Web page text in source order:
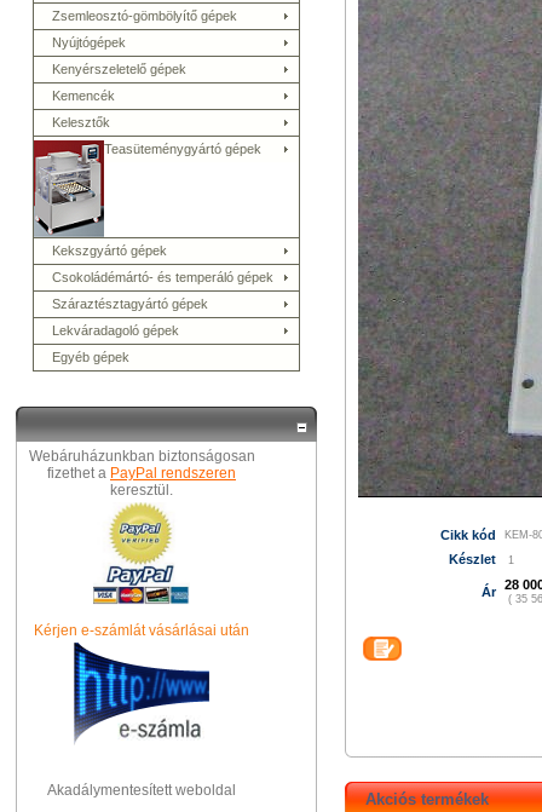
Zsemleosztó-gömbölyítő gépek
Nyújtógépek
Kenyérszeletelő gépek
Kemencék
Kelesztők
Teasüteménygyártó gépek
Kekszgyártó gépek
Csokoládémártó- és temperáló gépek
Száraztésztagyártó gépek
Lekváradagoló gépek
Egyéb gépek
Webáruházunkban biztonságosan
fizethet a PayPal rendszeren
keresztül.
Kérjen e-számlát vásárlásai után
Akadálymentesített weboldal
Cikk kód KEM-
Készlet 1
Ár 28
( 35
Akciós termékek